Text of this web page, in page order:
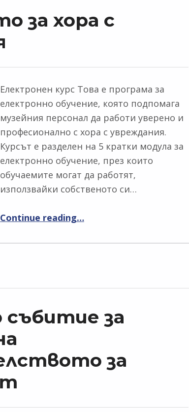
за хора с
Електронен курс Това е програма за
електронно обучение, която подпомага
музейния персонал да работи уверено и
професионално с хора с увреждания.
Курсът е разделен на 5 кратки модула за
електронно обучение, през които
обучаемите могат да работят,
използвайки собственото си…
Continue reading…
събитие за
за